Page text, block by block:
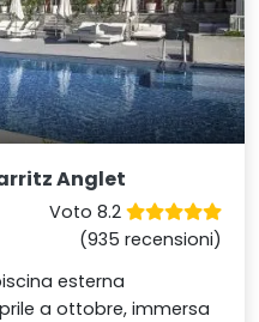
Anglet
Voto 8.2
(935 recensioni)
esterna
a ottobre, immersa